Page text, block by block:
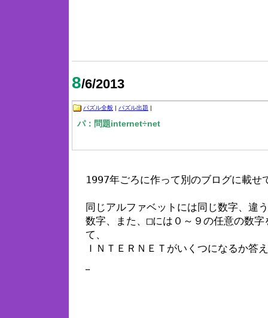
8/6/2013
パズル全般 | パズル出題 |
パ：問題internet÷net
1997年ごろに作って別のブログに載せ
同じアルファベットには同じ数字、違
数字、
また、□には０～９の任意の数
て、
ＩＮＴＥＲＮＥＴがいくつになるか答
…